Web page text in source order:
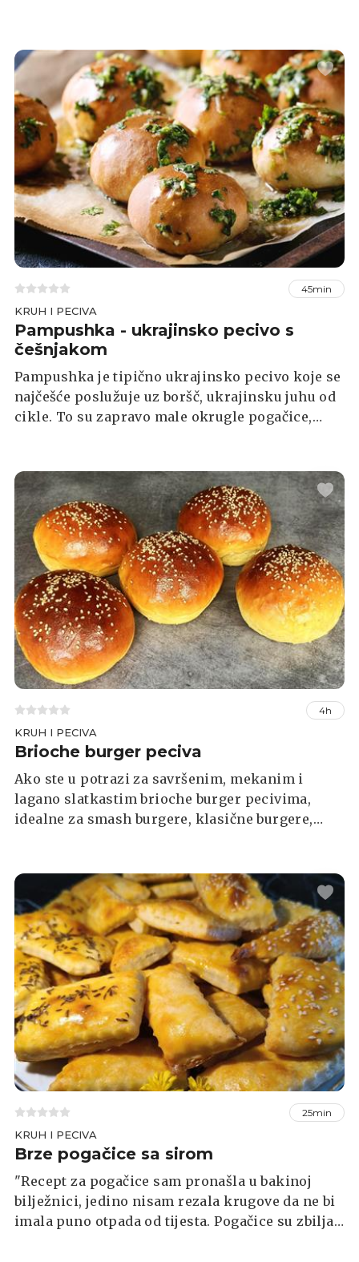
45min
KRUH I PECIVA
Pampushka - ukrajinsko pecivo s
češnjakom
Pampushka je tipično ukrajinsko pecivo koje se
najčešće poslužuje uz boršč, ukrajinsku juhu od
cikle. To su zapravo male okrugle pogačice,
peršinom. Riječ "pampushka" u ukrajinskom
koristi se za opisivanje prekrasne, punije žene i
tako su ove okruglice dobile i ime. Pripremaju
se od jednostavnih sastojaka poput brašna,
kvasca, mlijeka, jaja i maslaca, a kombinacija
češnjaka i peršina daje im poseban okus.
4h
KRUH I PECIVA
Brioche burger peciva
Ako ste u potrazi za savršenim, mekanim i
lagano slatkastim brioche burger pecivima,
idealne za smash burgere, klasične burgere,
Facebook grupi Index Recepti: Što ste danas
kuhali? podijelio naš čitatelj Aleksandar
Vrhovec.
25min
KRUH I PECIVA
Brze pogačice sa sirom
"Recept za pogačice sam pronašla u bakinoj
bilježnici, jedino nisam rezala krugove da ne bi
imala puno otpada od tijesta. Pogačice su zbilja